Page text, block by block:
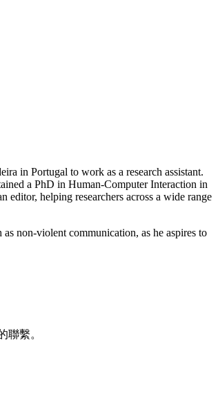
in Portugal to work as a research assistant.
a PhD in Human-Computer Interaction in
helping researchers across a wide range
non-violent communication, as he aspires to
聯繫。